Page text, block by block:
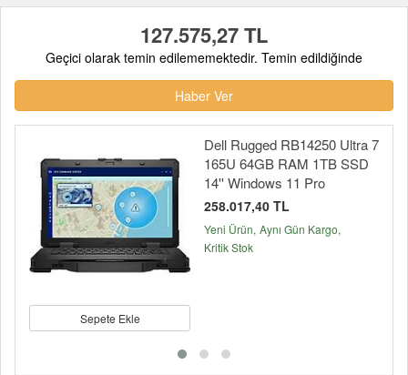
127.575,27 TL
Geçici olarak temin edilememektedir. Temin edildiğinde
Haber Ver
Sepete Ekle
Dell Rugged RB14250 Ultra 7
165U 64GB RAM 1TB SSD
14'' Windows 11 Pro
258.017,40 TL
Yeni Ürün Aynı Gün Kargo
Kritik Stok